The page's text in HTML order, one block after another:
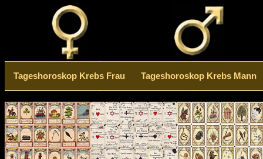
Tageshoroskop Krebs Frau Tageshoroskop Krebs Mann